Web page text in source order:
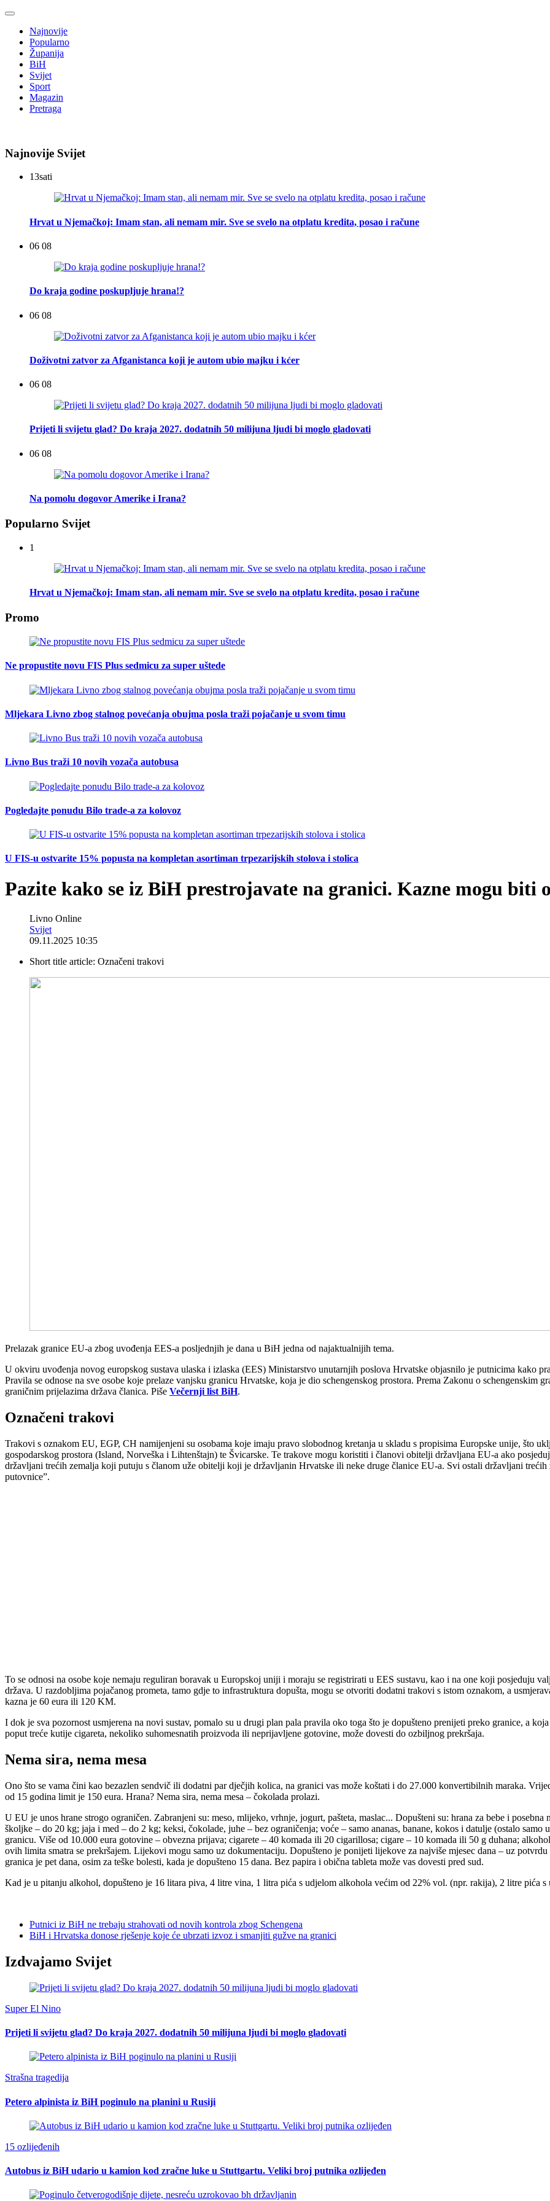
Najnovije
Popularno
Županija
BiH
Svijet
Sport
Magazin
Pretraga
Najnovije Svijet
13sati
Hrvat u Njemačkoj: Imam stan, ali nemam mir. Sve se svelo na otplatu kredita, posao i račune
06 08
Do kraja godine poskupljuje hrana!?
06 08
Doživotni zatvor za Afganistanca koji je autom ubio majku i kćer
06 08
Prijeti li svijetu glad? Do kraja 2027. dodatnih 50 milijuna ljudi bi moglo gladovati
06 08
Na pomolu dogovor Amerike i Irana?
Popularno Svijet
1
Hrvat u Njemačkoj: Imam stan, ali nemam mir. Sve se svelo na otplatu kredita, posao i račune
Promo
Ne propustite novu FIS Plus sedmicu za super uštede
Mljekara Livno zbog stalnog povećanja obujma posla traži pojačanje u svom timu
Livno Bus traži 10 novih vozača autobusa
Pogledajte ponudu Bilo trade-a za kolovoz
U FIS-u ostvarite 15% popusta na kompletan asortiman trpezarijskih stolova i stolica
Pazite kako se iz BiH prestrojavate na granici. Kazne mogu biti
Livno Online
Svijet
09.11.2025 10:35
Short title article: Označeni trakovi
Prelazak granice EU-a zbog uvođenja EES-a posljednjih je dana u BiH jedna od najaktualnijih tema.
U okviru uvođenja novog europskog sustava ulaska i izlaska (EES) Ministarstvo unutarnjih poslova Hrvatske objasnilo je putnicima kako
Pravila se odnose na sve osobe koje prelaze vanjsku granicu Hrvatske, koja je dio schengenskog prostora. Prema Zakonu o schengenskim
graničnim prijelazima država članica. Piše Večernji list BiH.
Označeni trakovi
Trakovi s oznakom EU, EGP, CH namijenjeni su osobama koje imaju pravo slobodnog kretanja u skladu s propisima Europske unije, što
gospodarskog prostora (Island, Norveška i Lihtenštajn) te Švicarske. Te trakove mogu koristiti i članovi obitelji državljana EU-a ako
državljani trećih zemalja koji putuju s članom uže obitelji koji je državljanin Hrvatske ili neke druge članice EU-a. Svi ostali državljani trećih
putovnice”.
To se odnosi na osobe koje nemaju reguliran boravak u Europskoj uniji i moraju se registrirati u EES sustavu, kao i na one koji posjeduju
država. U razdobljima pojačanog prometa, tamo gdje to infrastruktura dopušta, mogu se otvoriti dodatni trakovi s istom oznakom, a
kazna je 60 eura ili 120 KM.
I dok je sva pozornost usmjerena na novi sustav, pomalo su u drugi plan pala pravila oko toga što je dopušteno prenijeti preko granice, a
poput treće kutije cigareta, nekoliko suhomesnatih proizvoda ili neprijavljene gotovine, može dovesti do ozbiljnog prekršaja.
Nema sira, nema mesa
Ono što se vama čini kao bezazlen sendvič ili dodatni par dječjih kolica, na granici vas može koštati i do 27.000 konvertibilnih maraka.
od 15 godina limit je 150 eura. Hrana? Nema sira, nema mesa – čokolada prolazi.
U EU je unos hrane strogo ograničen. Zabranjeni su: meso, mlijeko, vrhnje, jogurt, pašteta, maslac... Dopušteni su: hrana za bebe i
školjke – do 20 kg; jaja i med – do 2 kg; keksi, čokolade, juhe – bez ograničenja; voće – samo ananas, banane, kokos i datulje (ostalo
granicu. Više od 10.000 eura gotovine – obvezna prijava; cigarete – 40 komada ili 20 cigarillosa; cigare – 10 komada ili 50 g duhana;
ovih limita smatra se prekršajem. Lijekovi mogu samo uz dokumentaciju. Dopušteno je ponijeti lijekove za najviše mjesec dana – uz
granica je pet dana, osim za teške bolesti, kada je dopušteno 15 dana. Bez papira i obična tableta može vas dovesti pred sud.
Kad je u pitanju alkohol, dopušteno je 16 litara piva, 4 litre vina, 1 litra pića s udjelom alkohola većim od 22% vol. (npr. rakija), 2 litre pića
Putnici iz BiH ne trebaju strahovati od novih kontrola zbog Schengena
BiH i Hrvatska donose rješenje koje će ubrzati izvoz i smanjiti gužve na granici
Izdvajamo Svijet
Super El Nino
Prijeti li svijetu glad? Do kraja 2027. dodatnih 50 milijuna ljudi bi moglo gladovati
Strašna tragedija
Petero alpinista iz BiH poginulo na planini u Rusiji
15 ozlijeđenih
Autobus iz BiH udario u kamion kod zračne luke u Stuttgartu. Veliki broj putnika ozlijeđen